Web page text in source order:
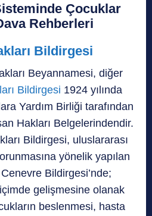
Çocuklar
Rehberleri
Bildirgesi
Beyannamesi, diğer
Bildirgesi 1924 yılında
Yardım Birliği tarafından
Hakları Belgelerindendir.
Bildirgesi, uluslararası
yönelik yapılan
Bildirgesi’nde;
gelişmesine olanak
beslenmesi, hasta